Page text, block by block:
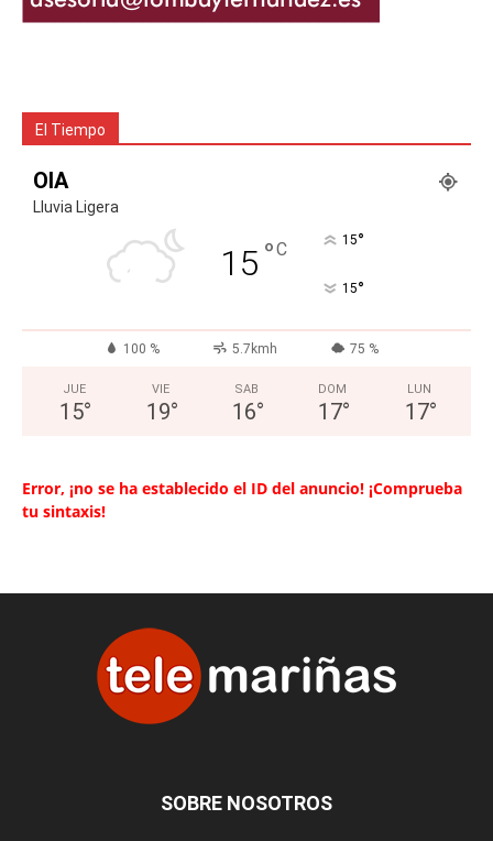
El Tiempo
OIA
Lluvia Ligera
15 °C 15°
15°
100 % 5.7kmh 75 %
JUE
15°
VIE
19°
SAB
16°
DOM
17°
LUN
17°
Error, ¡no se ha establecido el ID del anuncio! ¡Comprueba
tu sintaxis!
SOBRE NOSOTROS